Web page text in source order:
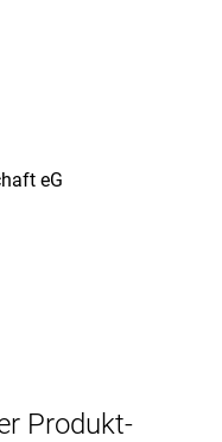
eG
Produkt-